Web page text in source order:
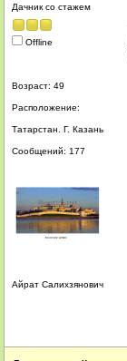
Дачник со стажем
Offline
Возраст: 49
Расположение:
Татарстан. Г. Казань
Сообщений: 177
Айрат Салихзянович